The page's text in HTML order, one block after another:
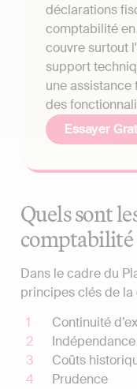
déclarations
comptabilité en
couvre surtout
support
une
des
Essayer
Quels sont
comptabilité
Dans le cadre du
principes clés de
Continuité
Coûts
Prudence